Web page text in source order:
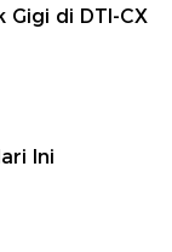
Gigi di DTI-CX
Ini